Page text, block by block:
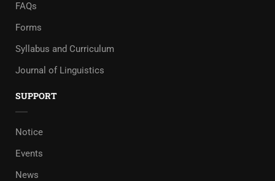
FAQs
Forms
Syllabus and Curriculum
Journal of Linguistics
SUPPORT
Notice
Events
News